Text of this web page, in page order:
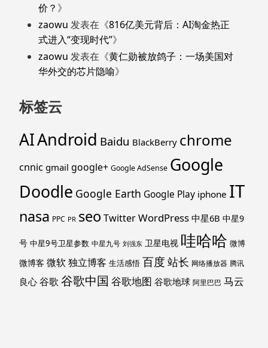
价？ 》
zaowu 发表在《816亿美元背后：AI淘金热正
式进入“变现时代”》
zaowu 发表在《黄仁勋被放鸽子：一场美国对
华外交的芯片隐喻》
标签云
AIAndroid Baidu BlackBerry chrome
cnnic gmail google+ Google AdSense Google
Doodle Google Earth Google Play iphone IT
nasa PPC PR seoTwitterWordPress 中星6B 中星9
号 中星9号卫星参数 中星九号 刘强东 卫星电视 哇哈哈 微博
微博客 微软独立博客 生活感悟 百度 站长 网络播放器 腾讯
良心 谷歌 谷歌中国 谷歌地图 谷歌地球 阿里巴巴 马云